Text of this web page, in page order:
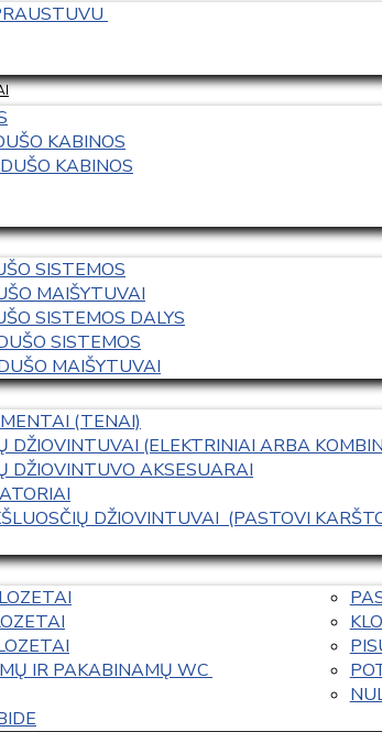
KABINOS
KABINOS
SISTEMOS
MAIŠYTUVAI
SISTEMOS DALYS
SISTEMOS
MAIŠYTUVAI
(TENAI)
DŽIOVINTUVAI (ELEKTRINIAI ARBA
DŽIOVINTUVO AKSESUARAI
DŽIOVINTUVAI  (PASTOVI
IR PAKABINAMŲ WC